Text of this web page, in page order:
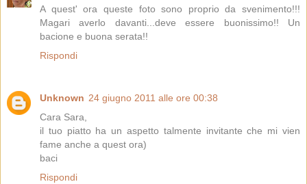
A quest' ora queste foto sono proprio da svenimento!!!
Magari averlo davanti...deve essere buonissimo!! Un
bacione e buona serata!!
Rispondi
Unknown 24 giugno 2011 alle ore 00:38
Cara Sara,
il tuo piatto ha un aspetto talmente invitante che mi vien
fame anche a quest ora)
baci
Rispondi